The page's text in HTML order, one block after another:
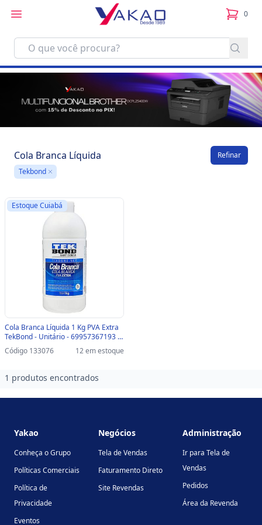
0
itens
Cola Branca Líquida
Refinar
TekbondRemove
Estoque Cuiabá
Cola Branca Líquida 1 Kg PVA Extra
TekBond - Unitário - 69957367193 -
69957367193
Código 133076 12 em estoque
1 produtos encontrados
Yakao
Conheça o Grupo
Políticas Comerciais
Política de
Privacidade
Eventos
Negócios
Tela de Vendas
Faturamento Direto
Site Revendas
Administração
Ir para Tela de
Vendas
Pedidos
Área da Revenda